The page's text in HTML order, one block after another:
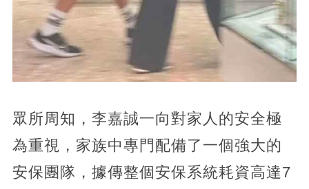
眾所周知，李嘉誠一向對家人的安全極
為重視，家族中專門配備了一個強大的
安保團隊，據傳整個安保系統耗資高達7